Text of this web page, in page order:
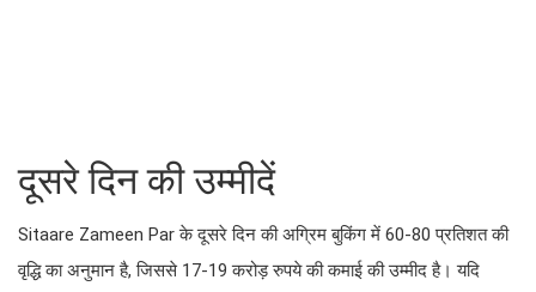
दूसरे दिन की उम्मीदें
Sitaare Zameen Par के दूसरे दिन की अग्रिम बुकिंग में 60-80 प्रतिशत की
वृद्धि का अनुमान है, जिससे 17-19 करोड़ रुपये की कमाई की उम्मीद है। यदि